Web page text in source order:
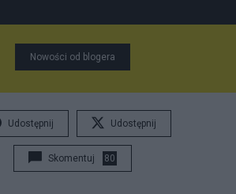
Nowości od blogera
Udostępnij Udostępnij
Skomentuj 80